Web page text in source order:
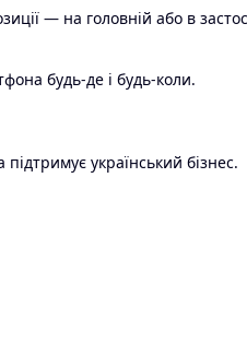
— на головній або в
будь-де і будь-коли.
український бізнес.